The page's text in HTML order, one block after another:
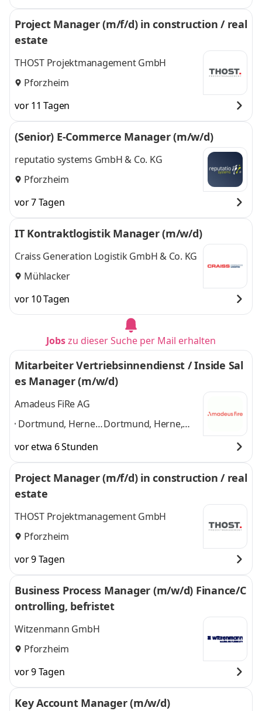
Project Manager (m/f/d) in construction / real
estate
THOST Projektmanagement GmbH
Pforzheim
vor 11 Tagen
(Senior) E-Commerce Manager (m/w/d)
reputatio systems GmbH & Co. KG
Pforzheim
vor 7 Tagen
IT Kontraktlogistik Manager (m/w/d)
Craiss Generation Logistik GmbH & Co. KG
Mühlacker
vor 10 Tagen
Jobszu dieser Suche per Mail erhalten
Mitarbeiter Vertriebsinnendienst / Inside Sal
es Manager (m/w/d)
Amadeus FiRe AG
Dortmund, Herne,
Bremen, Bonn,
Karlsruhe,
Pforzheim,
Bielefeld, Aachen,
Dortmund, Herne,
Pforzheim, Bielefeld,
Aachen, Hannover
vor etwa 6 Stunden
Project Manager (m/f/d) in construction / real
estate
THOST Projektmanagement GmbH
Pforzheim
vor 9 Tagen
Business Process Manager (m/w/d) Finance/C
ontrolling, befristet
Witzenmann GmbH
Pforzheim
vor 9 Tagen
Key Account Manager (m/w/d)